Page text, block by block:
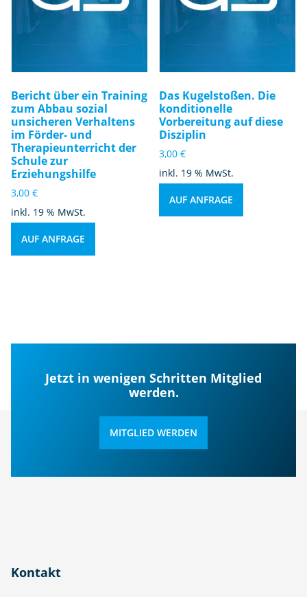
Bericht über ein Training
zum Abbau sozial
unsicheren Verhaltens
im Förder- und
Therapieunterricht der
Schule zur
Erziehungshilfe
3,00 €
inkl. 19 % MwSt.
AUF ANFRAGE
Das Kugelstoßen. Die
konditionelle
Vorbereitung auf diese
Disziplin
3,00€
inkl. 19 % MwSt.
AUF ANFRAGE
Jetzt in wenigen Schritten Mitglied
werden.
MITGLIED WERDEN
Kontakt